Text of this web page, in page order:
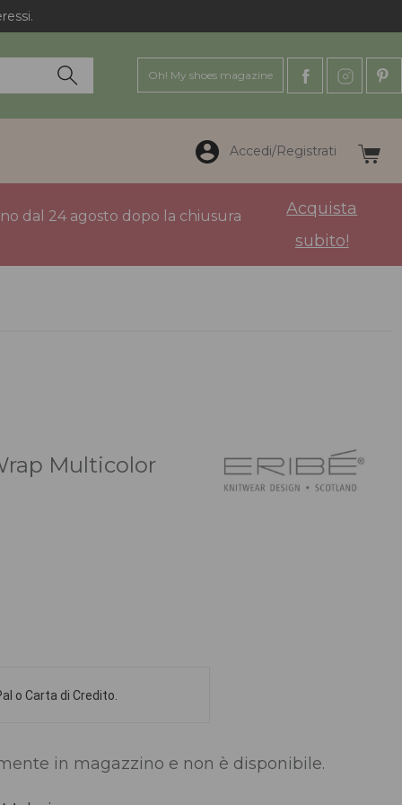
Oh! My shoes magazine
Accedi/Registrati
dal 24 agosto dopo la chiusura
Acquista
subito!
Multicolor
o Carta di Credito.
in magazzino e non è disponibile.